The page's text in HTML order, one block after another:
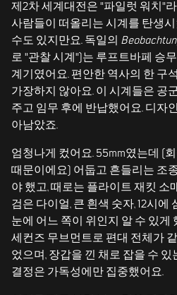
제2차 세계대전은 "파일럿 워치"
사람들이 떠올리는 시계를 탄생
수도 있지만요. 독일의
로 "관찰 시계")는 루프트바페 승
계기였어요. 편안한 역사의 한 구
가장하지 않아요. 이 시계들은 공
주고 임무 후에 반납했어요. 디자
아남았죠.
엄청나게 컸어요. 55mm였는데 (
때문이에요) 어둡고 흔들리는 조
야 했고, 때로는 플라이트 재킷 소
검은 다이얼, 큰 흰색 숫자, 12시
눈에 어느 쪽이 위인지 알 수 있게
세컨즈 무브먼트로 편대 전체가
었으며, 장갑을 낀 채로 잡을 수
결정은 가독성에만 집중했어요.